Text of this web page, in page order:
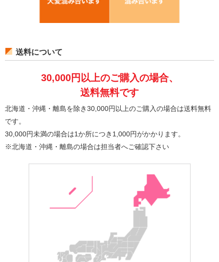
送料について
30,000円以上のご購入の場合、
送料無料です
北海道・沖縄・離島を除き30,000円以上のご購入の場合は送料無料
です。
30,000円未満の場合は1か所につき1,000円がかかります。
※北海道・沖縄・離島の場合は担当者へご確認下さい